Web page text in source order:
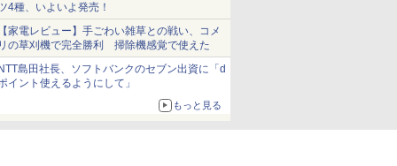
4種、いよいよ発売！
家電レビュー】手ごわい雑草との戦い、コメ
の草刈機で完全勝利 掃除機感覚で使えた
島田社長、ソフトバンクのセブン出資に「d
イント使えるようにして」
もっと見る